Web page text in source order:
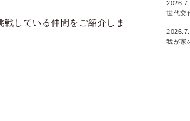
している仲間をご紹介しま
世代交
我が家